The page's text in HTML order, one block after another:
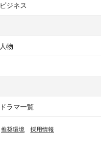
ビジネス
人物
ドラマ一覧
推奨環境 採用情報